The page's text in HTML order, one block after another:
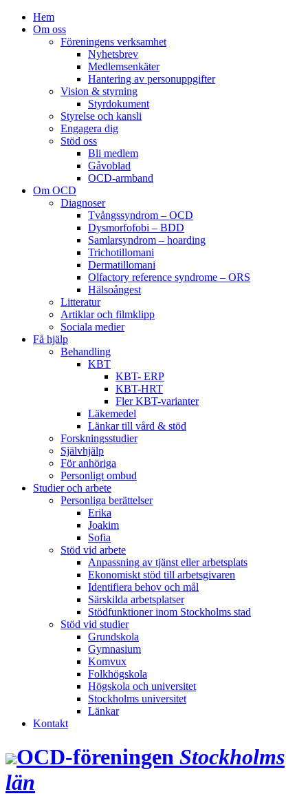
Hem
Om oss
Föreningens verksamhet
Nyhetsbrev
Medlemsenkäter
Hantering av personuppgifter
Vision & styrning
Styrdokument
Styrelse och kansli
Engagera dig
Stöd oss
Bli medlem
Gåvoblad
OCD-armband
Om OCD
Diagnoser
Tvångssyndrom – OCD
Dysmorfofobi – BDD
Samlarsyndrom – hoarding
Trichotillomani
Dermatillomani
Olfactory reference syndrome – ORS
Hälsoångest
Litteratur
Artiklar och filmklipp
Sociala medier
Få hjälp
Behandling
KBT
KBT- ERP
KBT-HRT
Fler KBT-varianter
Läkemedel
Länkar till vård & stöd
Forskningsstudier
Självhjälp
För anhöriga
Personligt ombud
Studier och arbete
Personliga berättelser
Erika
Joakim
Sofia
Stöd vid arbete
Anpassning av tjänst eller arbetsplats
Ekonomiskt stöd till arbetsgivaren
Identifiera behov och mål
Särskilda arbetsplatser
Stödfunktioner inom Stockholms stad
Stöd vid studier
Grundskola
Gymnasium
Komvux
Folkhögskola
Högskola och universitet
Stockholms universitet
Länkar
Kontakt
OCD‑föreningen Stockholms
län